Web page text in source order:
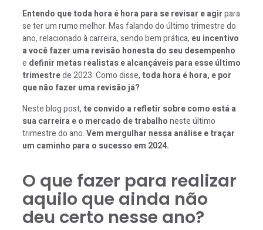
Entendo que toda hora é hora para se revisar e agirpara
se ter um rumo melhor. Mas falando do último trimestre do
ano, relacionado à carreira, sendo bem prática, eu incentivo
a você fazer uma revisão honestado seu desempenho
e definir metas realistas e alcançáveis para esse último
trimestrede 2023. Como disse, toda hora é hora, e por
que não fazer uma revisão já?
Neste blog post, te convido a refletir sobre como está a
sua carreira e o mercado de trabalhoneste último
trimestre do ano.Vem mergulhar nessa análise e traçar
um caminho para o sucesso em 2024.
O que fazer para realizar
aquilo que ainda não
deu certo nesse ano?